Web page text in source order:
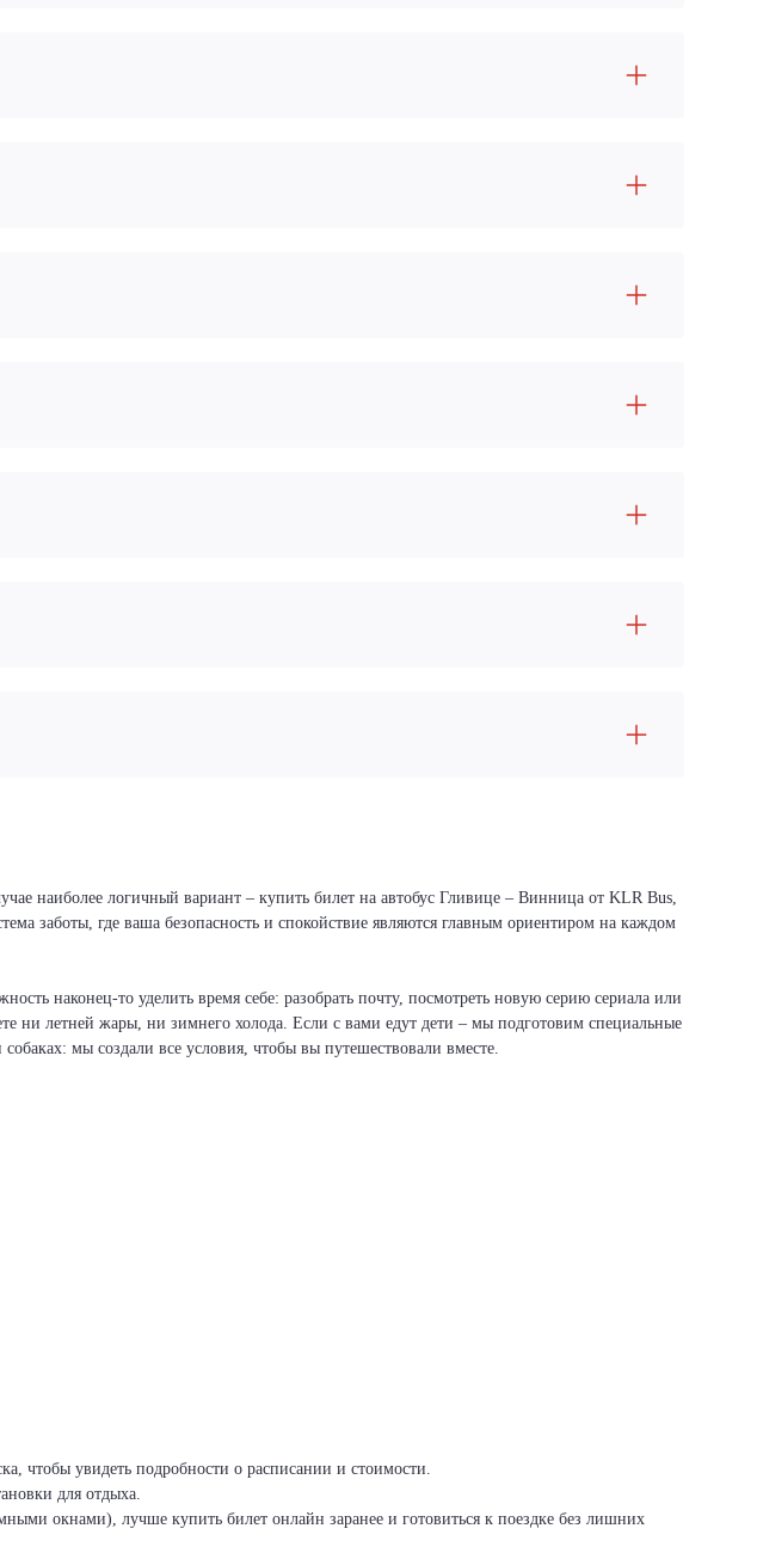
наиболее логичный вариант – купить билет на автобус Гливице – Винница от KLR Bus,
заботы, где ваша безопасность и спокойствие являются главным ориентиром на каждом
наконец-то уделить время себе: разобрать почту, посмотреть новую серию сериала или
ни летней жары, ни зимнего холода. Если с вами едут дети – мы подготовим специальные
мы создали все условия, чтобы вы путешествовали вместе.
чтобы увидеть подробности о расписании и стоимости.
для отдыха.
окнами), лучше купить билет онлайн заранее и готовиться к поездке без лишних